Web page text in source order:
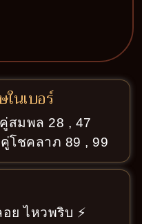
นเบอร์
สมพล 28 , 47
โชคลาภ 89 , 99
ย ไหวพริบ ⚡